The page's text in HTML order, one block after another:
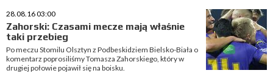
28.08.16 03:00
Zahorski: Czasami mecze mają właśnie
taki przebieg
Po meczu Stomilu Olsztyn z Podbeskidziem Bielsko-Biała o
komentarz poprosiliśmy Tomasza Zahorskiego, który w
drugiej połowie pojawił się na boisku.